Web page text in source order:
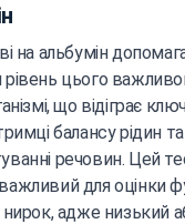
на альбумін
рівень цього
що відіграє
балансу рідин та
речовин. Цей
для оцінки
нирок, адже низький